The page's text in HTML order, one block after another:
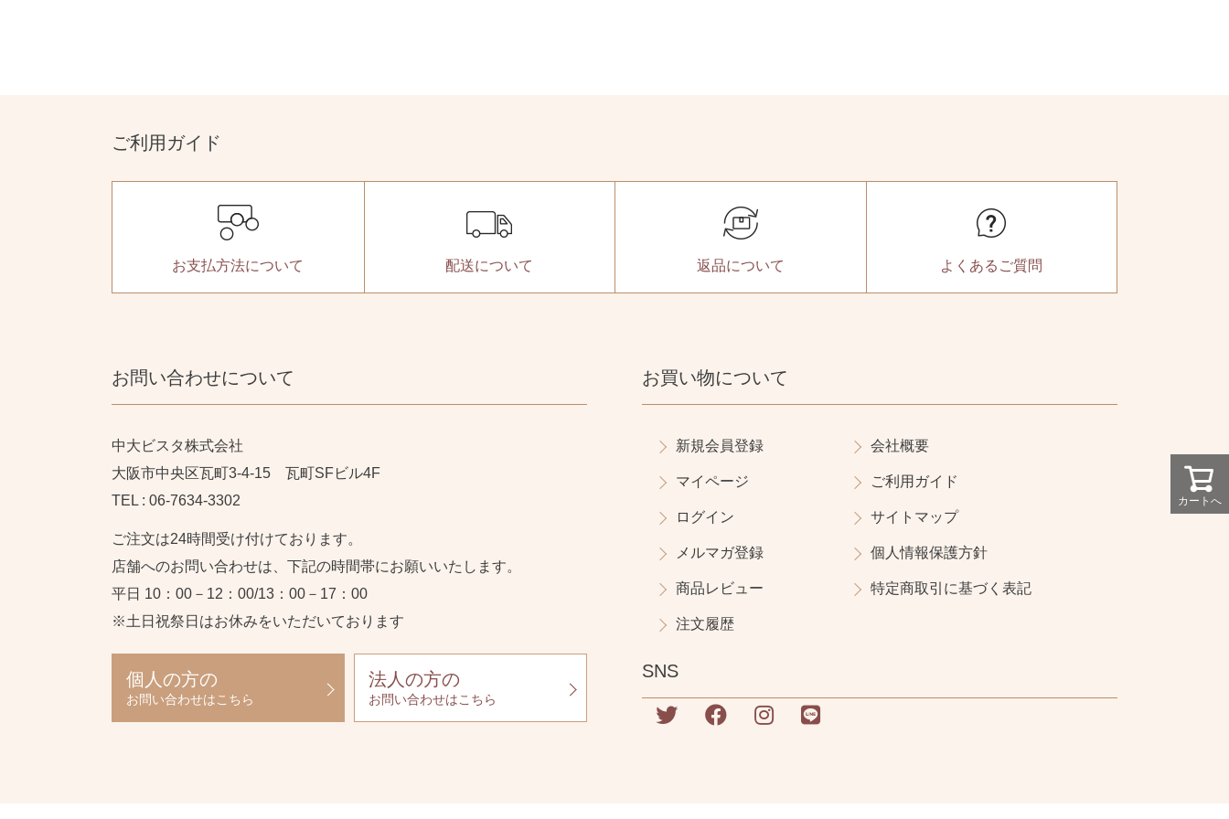
カートへ
ご利用ガイド
お支払方法について 配送について 返品について よくある ご質問
お問い合わせについて
中大ビスタ株式会社
大阪市中央区瓦町3-4-15 瓦町SFビル4F
TEL : 06-7634-3302
ご注文は24時間受け付けております。
店舗へのお問い合わせは、下記の時間帯にお願いいたします。
平日 10：00－12：00/13：00－17：00
※土日祝祭日はお休みをいただいております
個人の方の
お問い合わせはこちら
法人の方の
お問い合わせはこちら
お買い物について
新規会員登録
マイページ
ログイン
メルマガ登録
商品レビュー
注文履歴
会社概要
ご利用ガイド
サイトマップ
個人情報保護方針
特定商取引に基づく表記
SNS